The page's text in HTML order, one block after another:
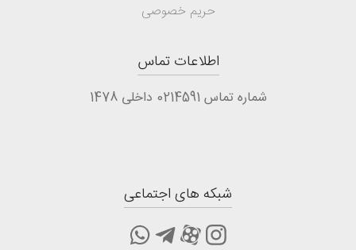
حریم خصوصی
اطلاعات تماس
شماره تماس 0214591 داخلی 1478
شبکه های اجتماعی